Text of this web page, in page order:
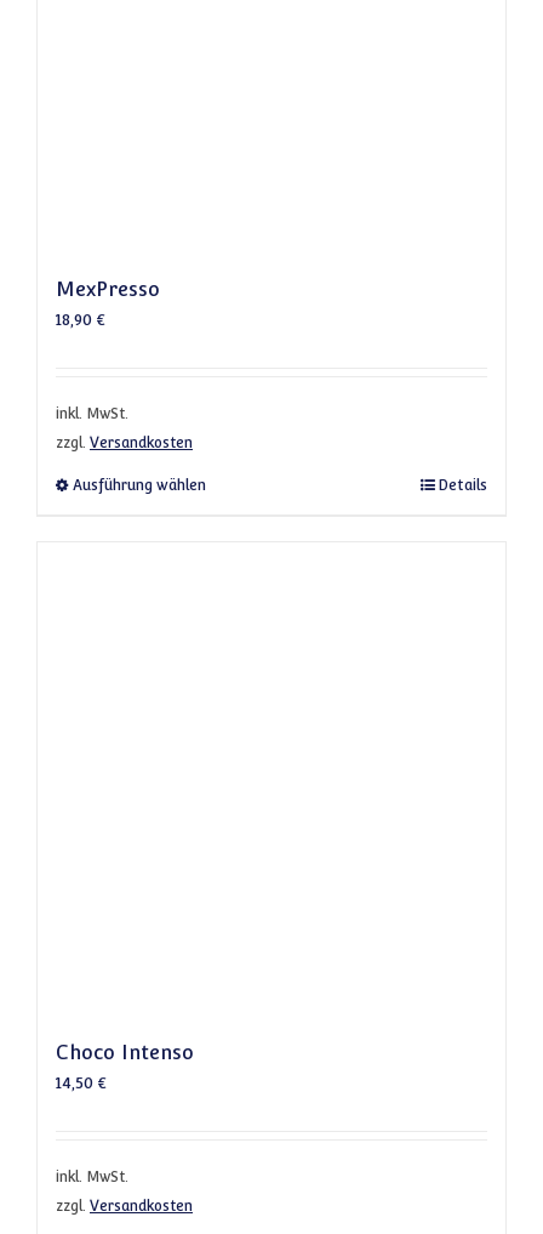
MexPresso
18,90 €
inkl. MwSt.
zzgl. Versandkosten
Ausführung wählen Dieses Produkt weist mehrere Varianten
Details
Choco Intenso
14,50 €
inkl. MwSt.
zzgl. Versandkosten